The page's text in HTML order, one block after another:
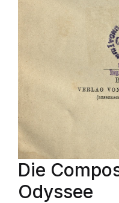
Die
Odyssee